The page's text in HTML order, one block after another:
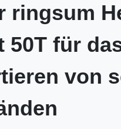
ringsum
50T für
von